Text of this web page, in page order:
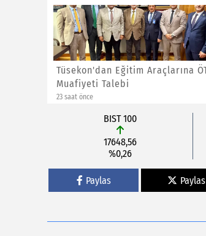
Çekimder'den Yaz Kur'an Kursu
Öğrencilerine Özel Etkinlik
1 gün önce
BIST 100
17648,56
%0,26
Paylas Paylas